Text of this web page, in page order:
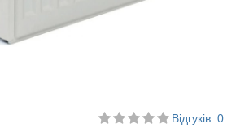
Відгуків: 0